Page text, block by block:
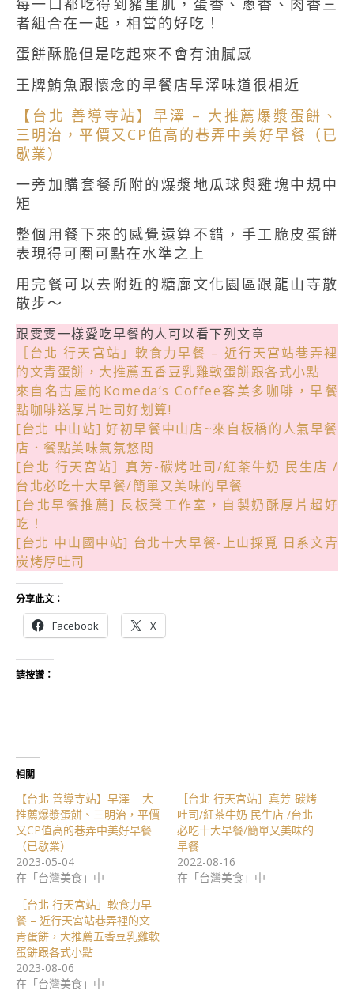
者組合在一起，相當的好吃！
蛋餅酥脆但是吃起來不會有油膩感
王牌鮪魚跟懷念的早餐店早澤味道很相近
【台北 善導寺站】早澤 – 大推薦爆漿蛋餅、
三明治，平價又CP值高的巷弄中美好早餐（已
歇業）
一旁加購套餐所附的爆漿地瓜球與雞塊中規中
矩
整個用餐下來的感覺還算不錯，手工脆皮蛋餅
表現得可圈可點在水準之上
用完餐可以去附近的糖廍文化園區跟龍山寺散
散步～
跟雯雯一樣愛吃早餐的人可以看下列文章
［台北 行天宮站」軟食力早餐 – 近行天宮站巷弄裡
的文青蛋餅，大推薦五香豆乳雞軟蛋餅跟各式小點
來自名古屋的Komeda’s Coffee客美多咖啡，早餐
點咖啡送厚片吐司好划算!
[台北 中山站] 好初早餐中山店~來自板橋的人氣早餐
店．餐點美味氣氛悠閒
[台北 行天宮站］真芳-碳烤吐司/紅茶牛奶 民生店 /
台北必吃十大早餐/簡單又美味的早餐
[台北早餐推薦] 長板凳工作室，自製奶酥厚片超好
吃！
[台北 中山國中站] 台北十大早餐-上山採覓 日系文青
炭烤厚吐司
分享此文：
Facebook X
請按讚：
相關
【台北 善導寺站】早澤 – 大
推薦爆漿蛋餅、三明治，平價
又CP值高的巷弄中美好早餐
（已歇業）
2023-05-04
在「台灣美食」中
［台北 行天宮站］真芳-碳烤
吐司/紅茶牛奶 民生店 /台北
必吃十大早餐/簡單又美味的
早餐
2022-08-16
在「台灣美食」中
［台北 行天宮站」軟食力早
餐 – 近行天宮站巷弄裡的文
青蛋餅，大推薦五香豆乳雞軟
蛋餅跟各式小點
2023-08-06
在「台灣美食」中